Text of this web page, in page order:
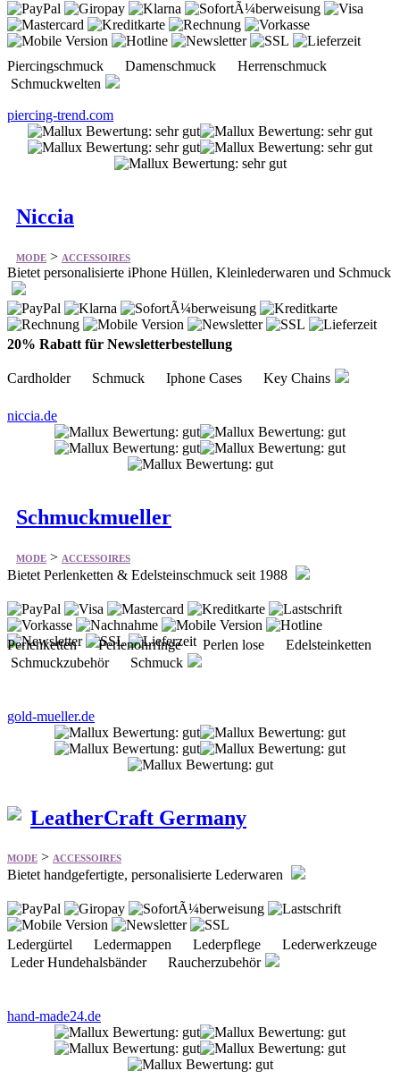
Piercingschmuck Damenschmuck Herrenschmuck
Schmuckwelten
piercing-trend.com
Niccia
MODE > ACCESSOIRES
Bietet personalisierte iPhone Hüllen, Kleinlederwaren und Schmuck
20% Rabatt für Newsletterbestellung
Cardholder Schmuck Iphone Cases Key Chains
niccia.de
Schmuckmueller
MODE > ACCESSOIRES
Bietet Perlenketten & Edelsteinschmuck seit 1988
Perlenketten Perlenohrringe Perlen lose Edelsteinketten
Schmuckzubehör Schmuck
gold-mueller.de
LeatherCraft Germany
MODE > ACCESSOIRES
Bietet handgefertigte, personalisierte Lederwaren
Ledergürtel Ledermappen Lederpflege Lederwerkzeuge
Leder Hundehalsbänder Raucherzubehör
hand-made24.de